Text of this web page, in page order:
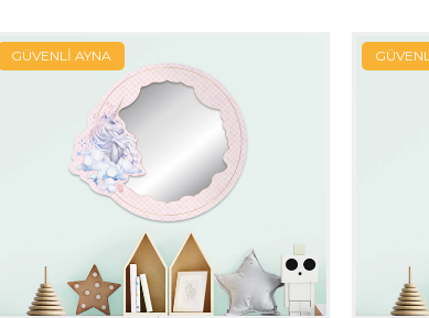
GÜVENLİ AYNA